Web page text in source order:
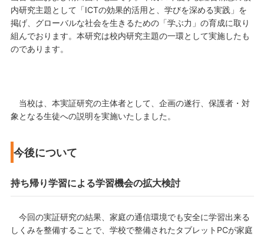
内研究主題として「ICTの効果的活用と、学びを深める実践」を
掲げ、グローバルな社会を生きるための「学ぶ力」の育成に取り
組んでおります。本研究は校内研究主題の一環として実施したも
のであります。
当校は、本実証研究の主体者として、企画の遂行、保護者・対
象となる生徒への説明を実施いたしました。
今後について
持ち帰り学習による学習機会の拡大検討
今回の実証研究の結果、家庭の通信環境でも安全に学習出来る
しくみを整備することで、学校で整備されたタブレットPCが家庭